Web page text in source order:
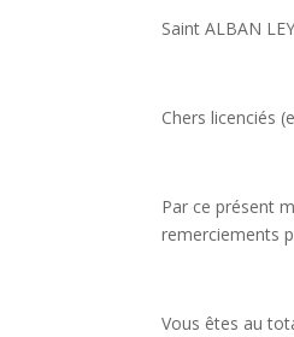
Saint ALBAN
Chers licenciés
Par ce présent
remerciements
Vous êtes au